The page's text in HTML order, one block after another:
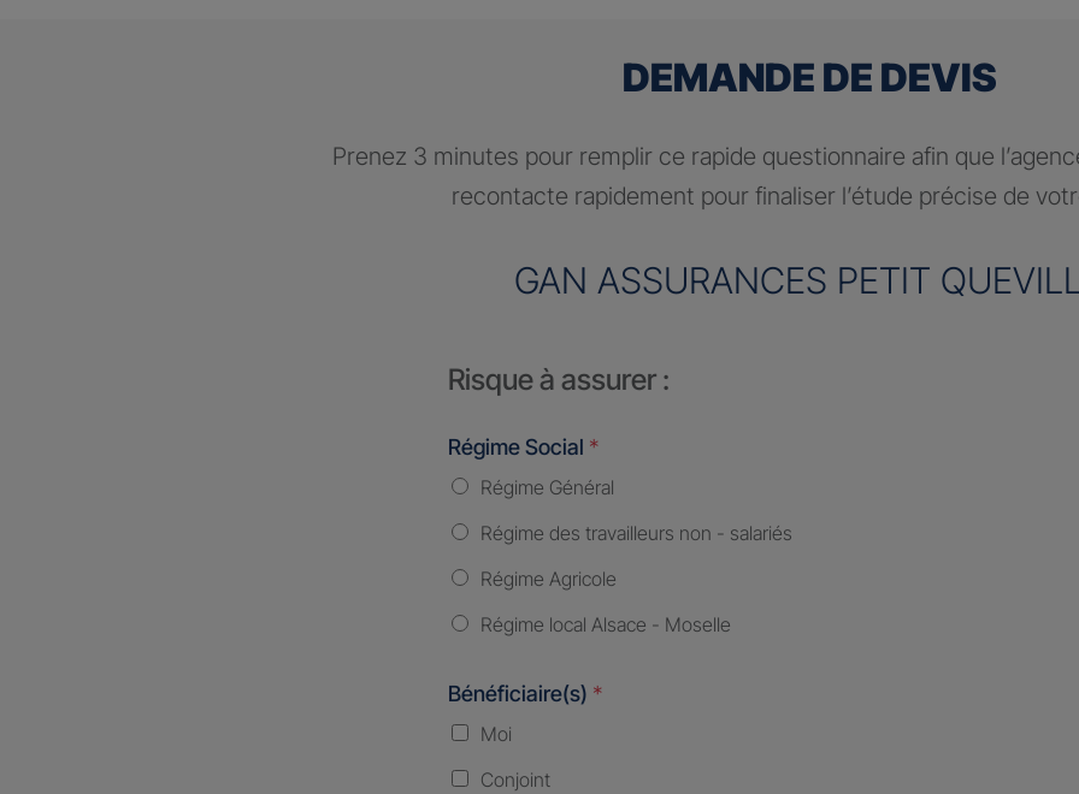
DEMANDE DE DEVIS
Prenez 3 minutes pour remplir ce rapide questionnaire afin que
recontacte rapidement pour finaliser l’étude précise de
GAN ASSURANCES PETIT
Risque à assurer :
Régime Social *
Régime Général
Régime des travailleurs non - salariés
Régime Agricole
Régime local Alsace - Moselle
Bénéficiaire(s) *
Moi
Conjoint